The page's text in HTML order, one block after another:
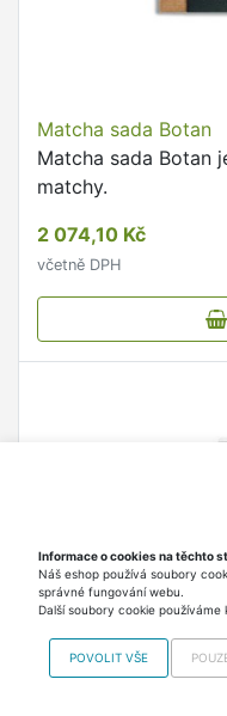
Matcha sada Botan
Matcha sada Botan
matchy.
2 074,10 Kč
včetně DPH
Informace o cookies na těchto
Náš eshop používá soubory
správné fungování webu.
Další soubory cookie
POVOLIT VŠE